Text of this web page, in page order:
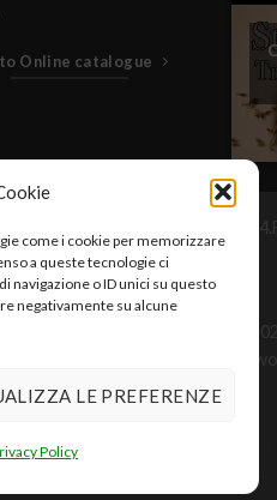
come i cookie per memorizzare
a queste tecnologie ci
navigazione o ID unici su questo
negativamente su alcune
LE PREFERENZE
Policy
Online catalogue
Natura srls , via I°Maggio,25-
Copyright
Realizzazione